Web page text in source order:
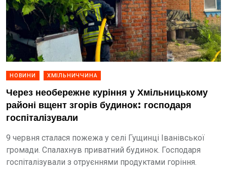
НОВИНИ ХМІЛЬНИЧЧИНА
Через необережне куріння у Хмільницькому
районі вщент згорів будинок: господаря
госпіталізували
9 червня сталася пожежа у селі Гущинці Іванівської
громади. Спалахнув приватний будинок. Господаря
госпіталізували з отруєннями продуктами горіння.